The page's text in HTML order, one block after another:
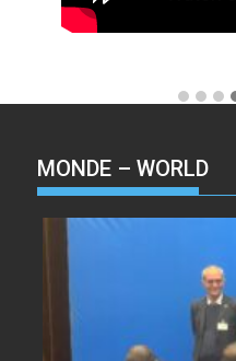
MONDE – WORLD